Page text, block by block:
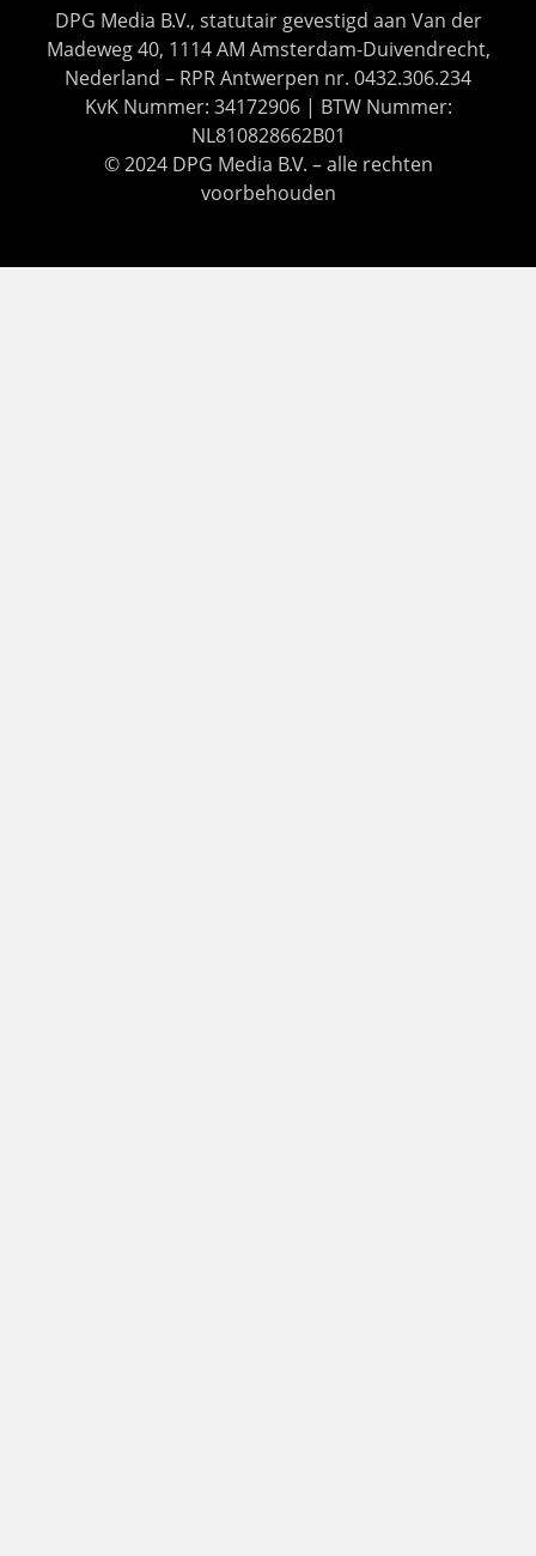
DPG Media B.V., statutair gevestigd aan Van der
Madeweg 40, 1114 AM Amsterdam-Duivendrecht,
Nederland – RPR Antwerpen nr. 0432.306.234
KvK Nummer: 34172906 | BTW Nummer:
NL810828662B01
© 2024 DPG Media B.V. – alle rechten
voorbehouden